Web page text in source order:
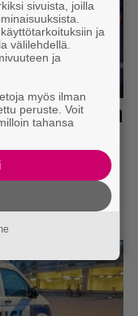
sivuista, joilla
ja
välilehdellä.
ja
myös ilman
peruste. Voit
tahansa